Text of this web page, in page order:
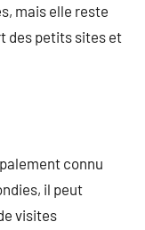
mais elle reste
des petits sites et
connu
il peut
visites